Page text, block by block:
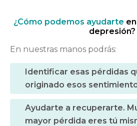
¿Cómo podemos ayudarte
depresión?
En nuestras manos podrás:
Identificar esas pérdidas
originado esos
Ayudarte a recuperarte.
mayor pérdida eres tú